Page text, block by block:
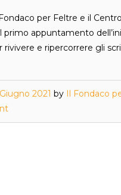
Fondaco per Feltre e il
primo appuntamento
rivivere e ripercorrere gli
2021 by Il Fondaco